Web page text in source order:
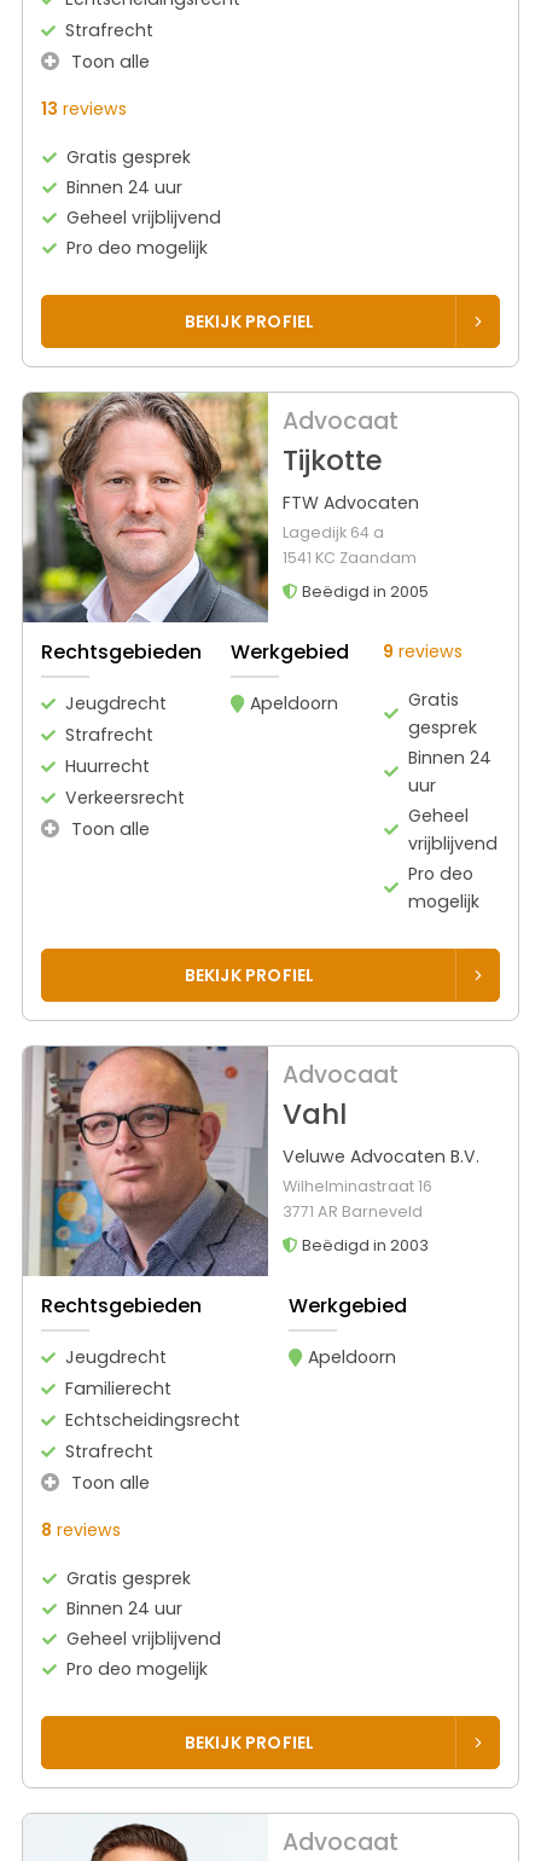
Strafrecht
Toon alle
13 reviews
Gratis gesprek
Binnen 24 uur
Geheel vrijblijvend
Pro deo mogelijk
BEKIJK PROFIEL
Advocaat
Tijkotte
FTW Advocaten
Lagedijk 64 a
1541 KC Zaandam
Beëdigd in 2005
Rechtsgebieden
Jeugdrecht
Strafrecht
Huurrecht
Verkeersrecht
Toon alle
Werkgebied
Apeldoorn
9 reviews
Gratis
gesprek
Binnen 24
uur
Geheel
vrijblijvend
Pro deo
mogelijk
BEKIJK PROFIEL
Advocaat
Vahl
Veluwe Advocaten B.V.
Wilhelminastraat 16
3771 AR Barneveld
Beëdigd in 2003
Rechtsgebieden
Jeugdrecht
Familierecht
Echtscheidingsrecht
Strafrecht
Toon alle
Werkgebied
Apeldoorn
8 reviews
Gratis gesprek
Binnen 24 uur
Geheel vrijblijvend
Pro deo mogelijk
BEKIJK PROFIEL
Advocaat